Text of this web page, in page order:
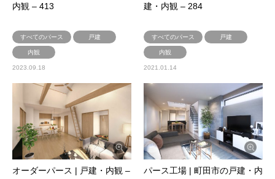
内観 – 413
すべてのパース 戸建
内観
2023.09.18
建・内観 – 284
すべてのパース 戸建
内観
2021.01.14
オーダーパース | 戸建・内観 –
パース工場 | 町田市の戸建・内